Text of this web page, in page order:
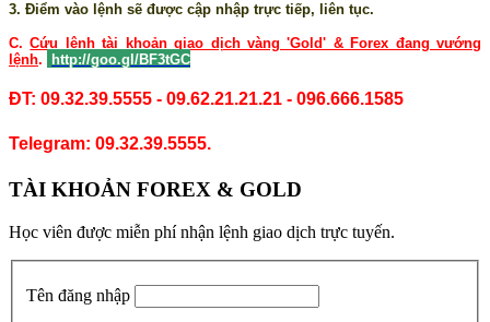
3. Điểm vào lệnh sẽ được cập nhập trực tiếp, liên tục.
C.Cứu lệnh tài khoản giao dịch vàng 'Gold' & Forex đang vướng
lệnh. http://goo.gl/BF3tGC
ĐT: 09.32.39.5555 - 09.62.21.21.21 - 096.666.1585
Telegram: 09.32.39.5555.
TÀI KHOẢN FOREX & GOLD
Học viên được miễn phí nhận lệnh giao dịch trực tuyến.
Tên đăng nhập